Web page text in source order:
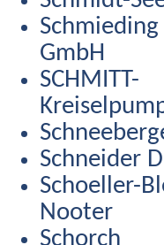
GmbH
SCHMITT-
Schneider
Schoeller-
Nooter
Schorch